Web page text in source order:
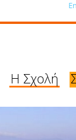
Η Σχολή